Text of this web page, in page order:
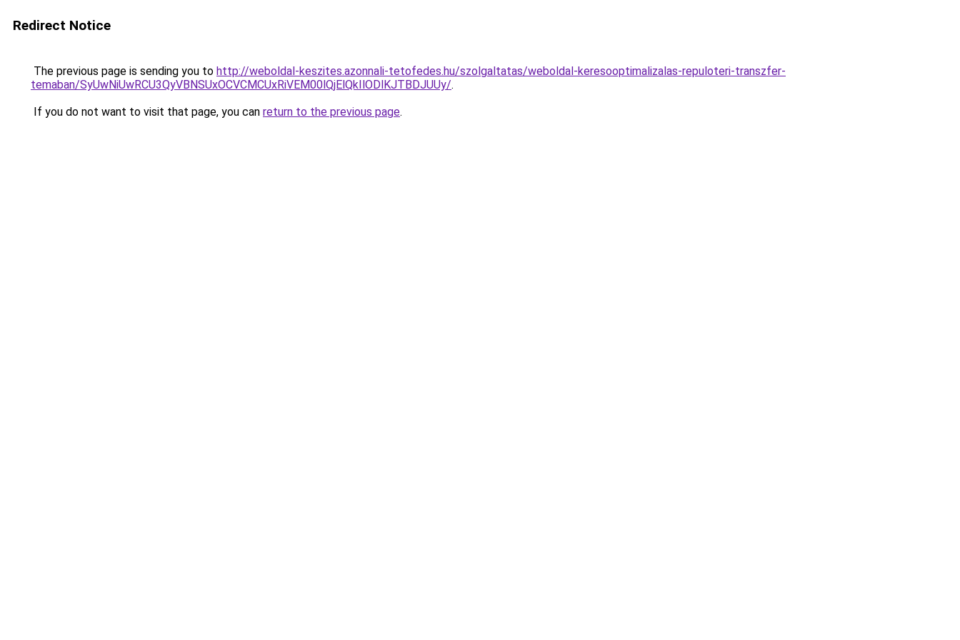
Redirect Notice
The previous page is sending you to http://weboldal-keszites.azonnali-tetofedes.hu/szolgaltatas/weboldal-keresooptimalizalas-repuloteri-transzfer-
temaban/SyUwNiUwRCU3QyVBNSUxOCVCMCUxRiVEM00lQjElQkIlODlKJTBDJUUy/.
If you do not want to visit that page, you can return to the previous page.